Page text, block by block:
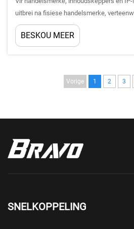
uitbrei na fisiese handelsmerke,
skuimkussing-kategorie een van die
instap-punte in die leefstyl- en
BESKOU MEER
Vorige 1 2 3
SNELKOPPELING